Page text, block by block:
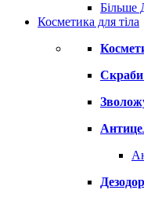
Більше
Косметика для тіла
Скраби